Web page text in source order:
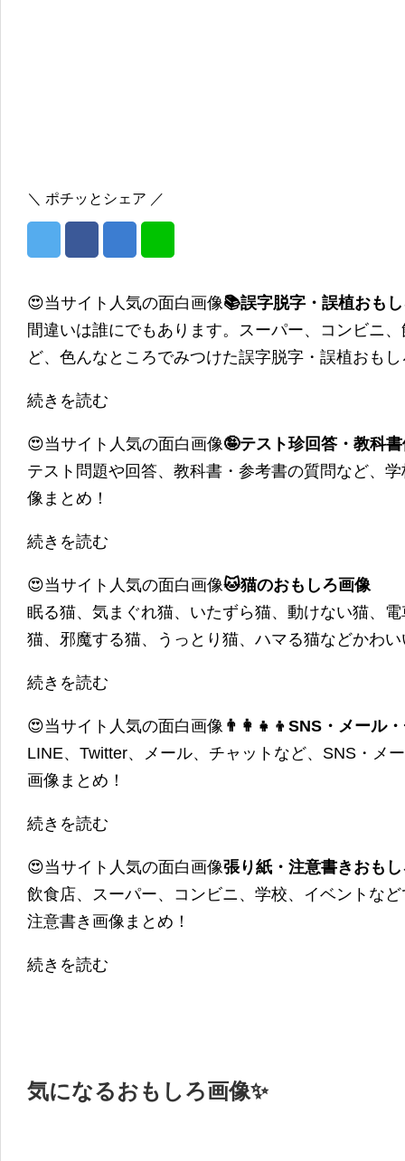
＼ ポチッとシェア ／
😍当サイト人気の面白画像📚誤字脱字・誤植おも
間違いは誰にでもあります。スーパー、コンビニ
ど、色んなところでみつけた誤字脱字・誤植おも
続きを読む
😍当サイト人気の面白画像🤪テスト珍回答・教科
テスト問題や回答、教科書・参考書の質問など、
像まとめ！
続きを読む
😍当サイト人気の面白画像🐱猫のおもしろ画像
眠る猫、気まぐれ猫、いたずら猫、動けない猫、
猫、邪魔する猫、うっとり猫、ハマる猫などかわ
続きを読む
😍当サイト人気の面白画像 👨‍👩‍👧‍👦SNS・メール
LINE、Twitter、メール、チャットなど、SNS・メ
画像まとめ！
続きを読む
😍当サイト人気の面白画像張り紙・注意書きおも
飲食店、スーパー、コンビニ、学校、イベントな
注意書き画像まとめ！
続きを読む
気になるおもしろ画像✨